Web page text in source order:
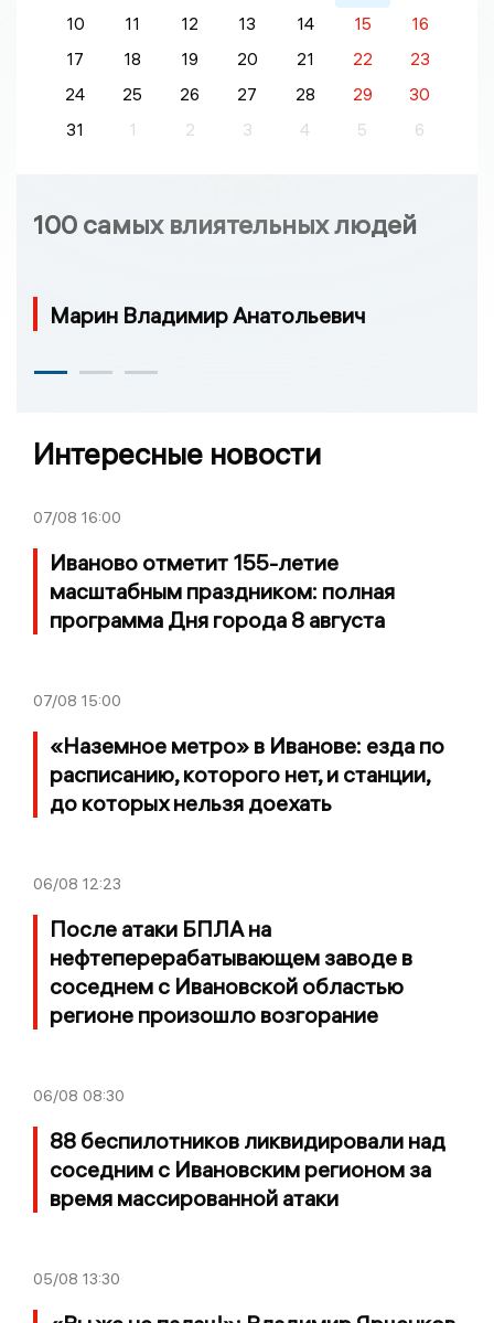
10
11 12 13 14 15
16
17
18 19 20 21 22
23
24
25 26 27 28 29
30
31
1 2 3 4 5 6
100 самых влиятельных людей
Марин Владимир Анатольевич
Интересные новости
07/08 16:00
Иваново отметит 155-летие
масштабным праздником: полная
программа Дня города 8 августа
07/08 15:00
«Наземное метро» в Иванове: езда по
расписанию, которого нет, и станции,
до которых нельзя доехать
06/08 12:23
После атаки БПЛА на
нефтеперерабатывающем заводе в
соседнем с Ивановской областью
регионе произошло возгорание
06/08 08:30
88 беспилотников ликвидировали над
соседним с Ивановским регионом за
время массированной атаки
05/08 13:30